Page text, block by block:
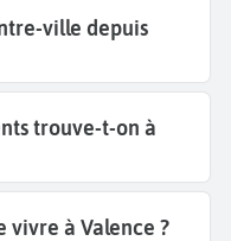
ville depuis
trouve-t-on à
vivre à Valence ?